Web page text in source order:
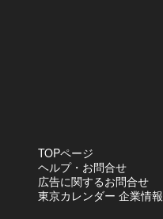
TOPページ
ヘルプ・お問合せ
広告に関するお問合せ
東京カレンダー 企業情報